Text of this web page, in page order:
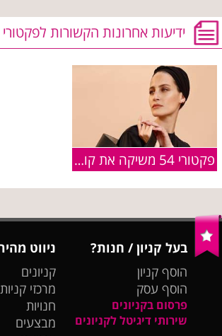
ידיעות אחרונות הקשורות לפקטורי 54
פקטורי 54 משיקה את קולקציית החגים לאביב-קיץ
בעל קניון / חנות?
הוסף קניון
הוסף עסק
פרסום בקניונים
שירותי דיגיטל לקניונים
ניווט
קניונים
מרכזי קניות
חנויות
מבצעים